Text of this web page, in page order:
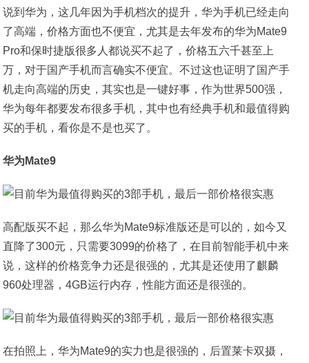
说到华为，这几年因为手机档次的提升，华为手机已经走向
了高端，价格方面也不便宜，尤其是去年发布的华为Mate9
Pro和保时捷版很多人都说买不起了，价格五六千甚至上
万，对于国产手机而言确实不便宜。不过这也证明了国产手
机走向高端的历史，其实也是一键好事，作为世界500强，
华为每年都要发布很多手机，其中也有经典手机和最值得购
买的手机，看你是不是也买了。
华为Mate9
高配版买不起，那么华为Mate9标准版还是可以的，如今又
直降了300元，只需要3099的价格了，在目前智能手机中来
说，这样的价格竞争力还是很强的，尤其是还使用了麒麟
960处理器，4GB运行内存，性能方面还是很强的。
在拍照上，华为Mate9的实力也是很强的，后置莱卡双摄，